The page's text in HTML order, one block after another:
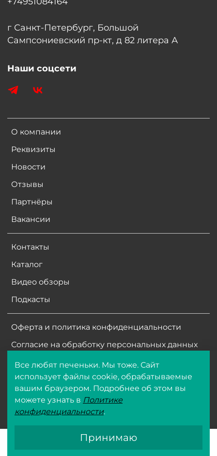
О компании
Реквизиты
Новости
Отзывы
Партнёры
Вакансии
Контакты
Каталог
Видео обзоры
Подкасты
Оферта и политика конфиденциальности
Согласие на обработку персональных данных
г Санкт-Петербург, Большой
Сампсониевский пр-кт, д 82 литера А
Наши соцсети
ООО ФармБиолайн
ИНН7704513266
ОГРН 1047796108953
© 2025 Все права защищены
Главная Избранное Профиль
Все любят печеньки. Мы тоже. Сайт
использует файлы cookie, обрабатываемые
вашим браузером. Подробнее об этом вы
можете узнать в Политике
конфиденциальности.
Принимаю